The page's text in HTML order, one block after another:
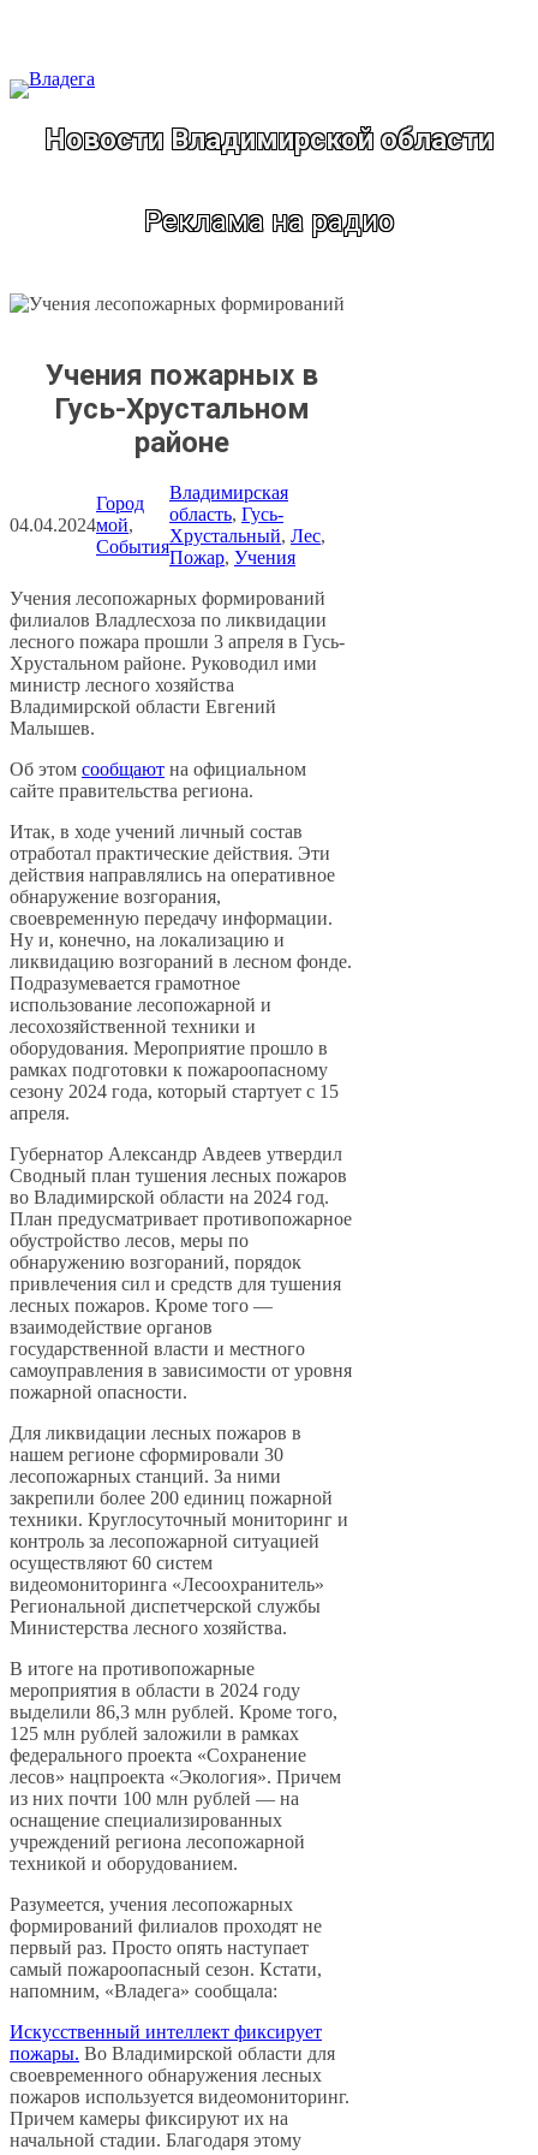
Новости Владимирской области
Реклама на радио
Учения пожарных в
Гусь-Хрустальном
районе
04.04.2024
Город
мой
События
Владимирская
область, Гусь-
Хрустальный, Лес
Пожар, Учения
Учения лесопожарных формирований
филиалов Владлесхоза по ликвидации
лесного пожара прошли 3 апреля в Гусь-
Хрустальном районе. Руководил ими
министр лесного хозяйства
Владимирской области Евгений
Малышев.
Об этом сообщают на официальном
сайте правительства региона.
Итак, в ходе учений личный состав
отработал практические действия. Эти
действия направлялись на оперативное
обнаружение возгорания,
своевременную передачу информации.
Ну и, конечно, на локализацию и
ликвидацию возгораний в лесном фонде.
Подразумевается грамотное
использование лесопожарной и
лесохозяйственной техники и
оборудования. Мероприятие прошло в
рамках подготовки к пожароопасному
сезону 2024 года, который стартует с 15
апреля.
Губернатор Александр Авдеев утвердил
Сводный план тушения лесных пожаров
во Владимирской области на 2024 год.
План предусматривает противопожарное
обустройство лесов, меры по
обнаружению возгораний, порядок
привлечения сил и средств для тушения
лесных пожаров. Кроме того —
взаимодействие органов
государственной власти и местного
самоуправления в зависимости от уровня
пожарной опасности.
Для ликвидации лесных пожаров в
нашем регионе сформировали 30
лесопожарных станций. За ними
закрепили более 200 единиц пожарной
техники. Круглосуточный мониторинг и
контроль за лесопожарной ситуацией
осуществляют 60 систем
видеомониторинга «Лесоохранитель»
Региональной диспетчерской службы
Министерства лесного хозяйства.
В итоге на противопожарные
мероприятия в области в 2024 году
выделили 86,3 млн рублей. Кроме того,
125 млн рублей заложили в рамках
федерального проекта «Сохранение
лесов» нацпроекта «Экология». Причем
из них почти 100 млн рублей — на
оснащение специализированных
учреждений региона лесопожарной
техникой и оборудованием.
Разумеется, учения лесопожарных
формирований филиалов проходят не
первый раз. Просто опять наступает
самый пожароопасный сезон. Кстати,
напомним, «Владега» сообщала:
Искусственный интеллект фиксирует
пожары. Во Владимирской области для
своевременного обнаружения лесных
пожаров используется видеомониторинг.
Причем камеры фиксируют их на
начальной стадии. Благодаря этому